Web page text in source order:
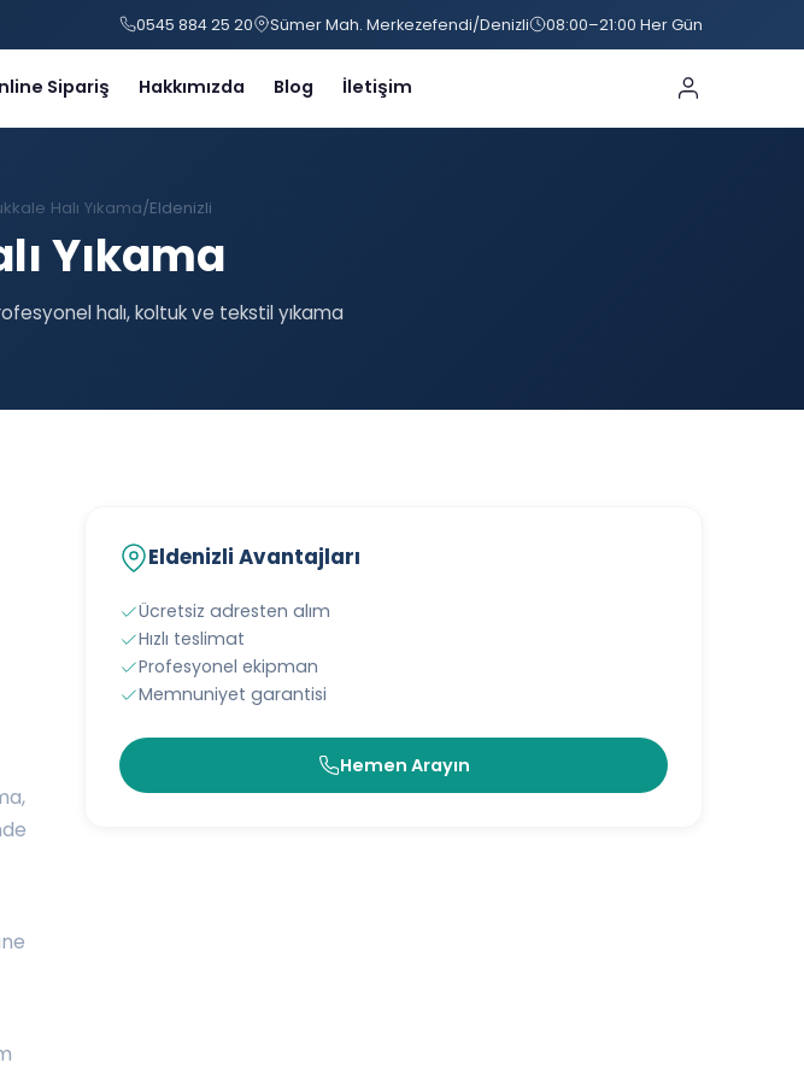
0545 884 25 20 Sümer Mah. Merkezefendi/Denizli 08:00–21:00 Her Gün
Sipariş Hakkımızda Blog İletişim
Halı Yıkama Eldenizli
Yıkama
halı, koltuk ve tekstil yıkama
Eldenizli Avantajları
Ücretsiz adresten alım
Hızlı teslimat
Profesyonel ekipman
Memnuniyet garantisi
Hemen Arayın